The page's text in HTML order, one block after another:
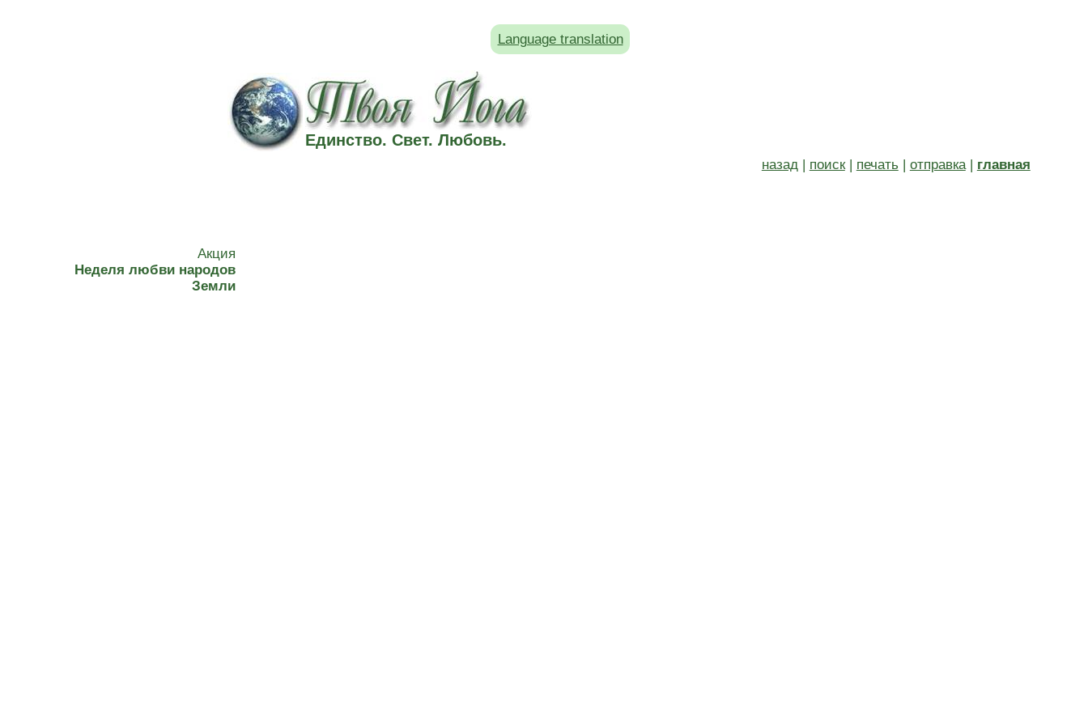
Language translation
Единство. Свет. Любовь.
назад| поиск| печать | отправка| главная
Акция
Неделя любви народов
Земли